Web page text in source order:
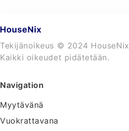
Tekijänoikeus © 2024 HouseNix
Kaikki oikeudet pidätetään.
Navigation
Myytävänä
Vuokrattavana